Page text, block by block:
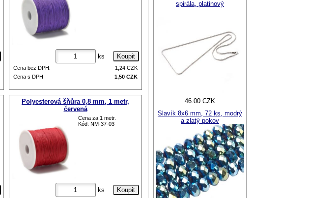
ks
Cena bez DPH: 1,24 CZK
Cena s DPH
1,50 CZK
Polyesterová šňůra 0,8 mm, 1 metr,
červená
Cena za 1 metr.
Kód: NM-37-03
ks
spirála, platinový
46.00 CZK
Slavík 8x6 mm, 72 ks, modrý
a zlatý pokov